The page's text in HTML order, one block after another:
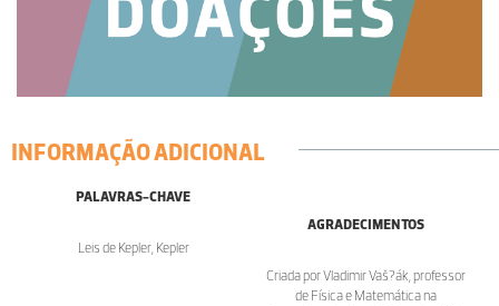
INFORMAÇÃO ADICIONAL
PALAVRAS-CHAVE
Leis de Kepler, Kepler
AGRADECIMENTOS
Criada por Vladimir Vaš?ák, professor
de Física e Matemática na